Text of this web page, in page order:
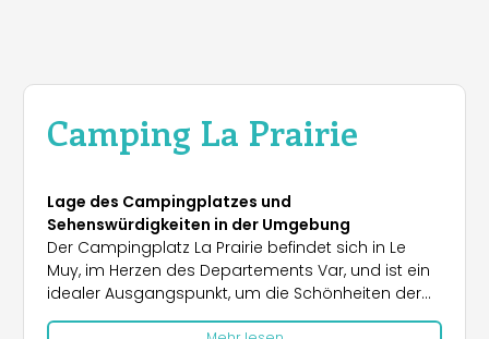
Camping La Prairie
Lage des Campingplatzes und
Sehenswürdigkeiten in der Umgebung
Der Campingplatz La Prairie befindet sich in Le
Muy, im Herzen des Departements Var, und ist ein
idealer Ausgangspunkt, um die Schönheiten der
Provence und der Côte d'Azur zu entdecken. In